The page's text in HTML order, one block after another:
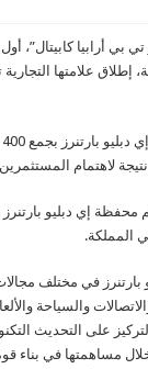
أعادت “إي دبليو تي بي
إطلاق علامتها
لاهتمام المستثمرين
المملكة.
في مختلف مجالات
والسياحة
على التحديث
مساهمتها في بناء قوة